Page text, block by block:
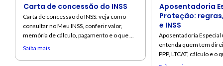
Carta de concessão do INSS
Carta de concessão do INSS: veja como
consultar no Meu INSS, conferir valor,
memória de cálculo, pagamento e o que ...
Saiba mais
Aposentadoria
Proteção:
e INSS
Aposentadoria Especial
entenda quem tem
PPP, LTCAT, cálculo e o